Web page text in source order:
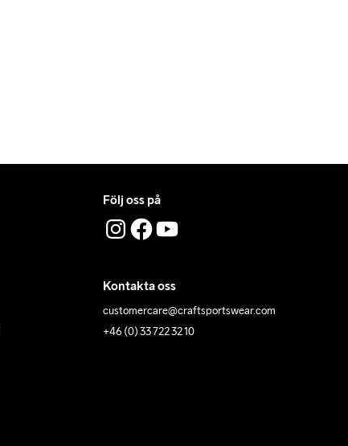
Följ oss på
Kontakta oss
customercare@craftsportswear.com
+46 (0) 33 722 32 10